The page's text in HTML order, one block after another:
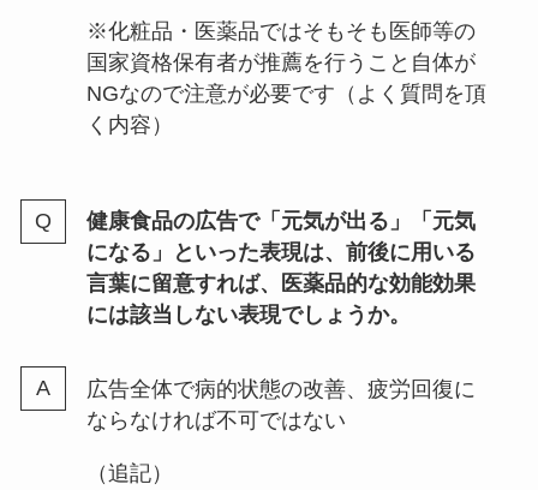
※化粧品・医薬品ではそもそも医師等の
国家資格保有者が推薦を行うこと自体が
NGなので注意が必要です（よく質問を頂
く内容）
健康食品の広告で「元気が出る」「元気
になる」といった表現は、前後に用いる
言葉に留意すれば、医薬品的な効能効果
には該当しない表現でしょうか。
広告全体で病的状態の改善、疲労回復に
ならなければ不可ではない
（追記）